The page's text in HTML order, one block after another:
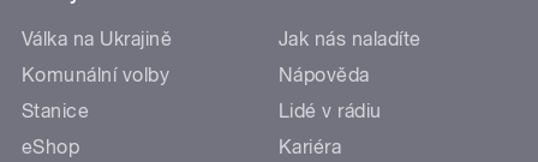
Válka na Ukrajině
Komunální volby
Stanice
eShop
Jak nás naladíte
Nápověda
Lidé v rádiu
Kariéra